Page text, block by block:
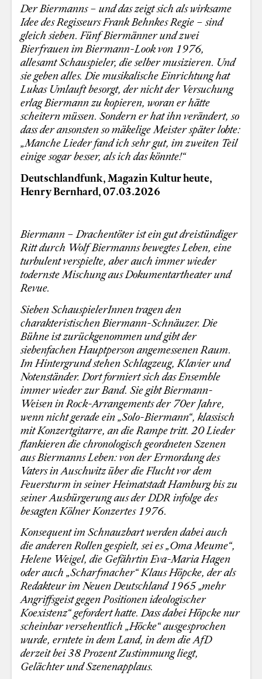
Der Biermanns – und das zeigt sich als wirksame
Idee des Regisseurs Frank Behnkes Regie – sind
gleich sieben. Fünf Biermänner und zwei
Bierfrauen im Biermann-Look von 1976,
allesamt Schauspieler, die selber musizieren. Und
sie geben alles. Die musikalische Einrichtung hat
Lukas Umlauft besorgt, der nicht der Versuchung
erlag Biermann zu kopieren, woran er hätte
scheitern müssen. Sondern er hat ihn verändert, so
dass der ansonsten so mäkelige Meister später lobte:
„Manche Lieder fand ich sehr gut, im zweiten Teil
einige sogar besser, als ich das könnte!“
Deutschlandfunk, Magazin Kultur heute,
Henry Bernhard, 07.03.2026
Biermann – Drachentöter ist ein gut dreistündiger
Ritt durch Wolf Biermanns bewegtes Leben, eine
turbulent verspielte, aber auch immer wieder
todernste Mischung aus Dokumentartheater und
Revue.
Sieben SchauspielerInnen tragen den
charakteristischen Biermann-Schnäuzer. Die
Bühne ist zurückgenommen und gibt der
siebenfachen Hauptperson angemessenen Raum.
Im Hintergrund stehen Schlagzeug, Klavier und
Notenständer. Dort formiert sich das Ensemble
immer wieder zur Band. Sie gibt Biermann-
Weisen in Rock-Arrangements der 70er Jahre,
wenn nicht gerade ein „Solo-Biermann“, klassisch
mit Konzertgitarre, an die Rampe tritt. 20 Lieder
flankieren die chronologisch geordneten Szenen
aus Biermanns Leben: von der Ermordung des
Vaters in Auschwitz über die Flucht vor dem
Feuersturm in seiner Heimatstadt Hamburg bis zu
seiner Ausbürgerung aus der DDR infolge des
besagten Kölner Konzertes 1976.
Konsequent im Schnauzbart werden dabei auch
die anderen Rollen gespielt, sei es „Oma Meume“,
Helene Weigel, die Gefährtin Eva-Maria Hagen
oder auch „Scharfmacher“ Klaus Höpcke, der als
Redakteur im Neuen Deutschland 1965 „mehr
Angriffsgeist gegen Positionen ideologischer
Koexistenz“ gefordert hatte. Dass dabei Höpcke nur
scheinbar versehentlich „Höcke“ ausgesprochen
wurde, erntete in dem Land, in dem die AfD
derzeit bei 38 Prozent Zustimmung liegt,
Gelächter und Szenenapplaus.